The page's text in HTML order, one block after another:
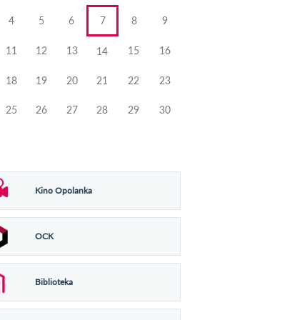
4 5 6 7 8 9
11 12 13 14 15 16
18 19 20 21 22 23
25 26 27 28 29 30
Kino Opolanka
OCK
Biblioteka